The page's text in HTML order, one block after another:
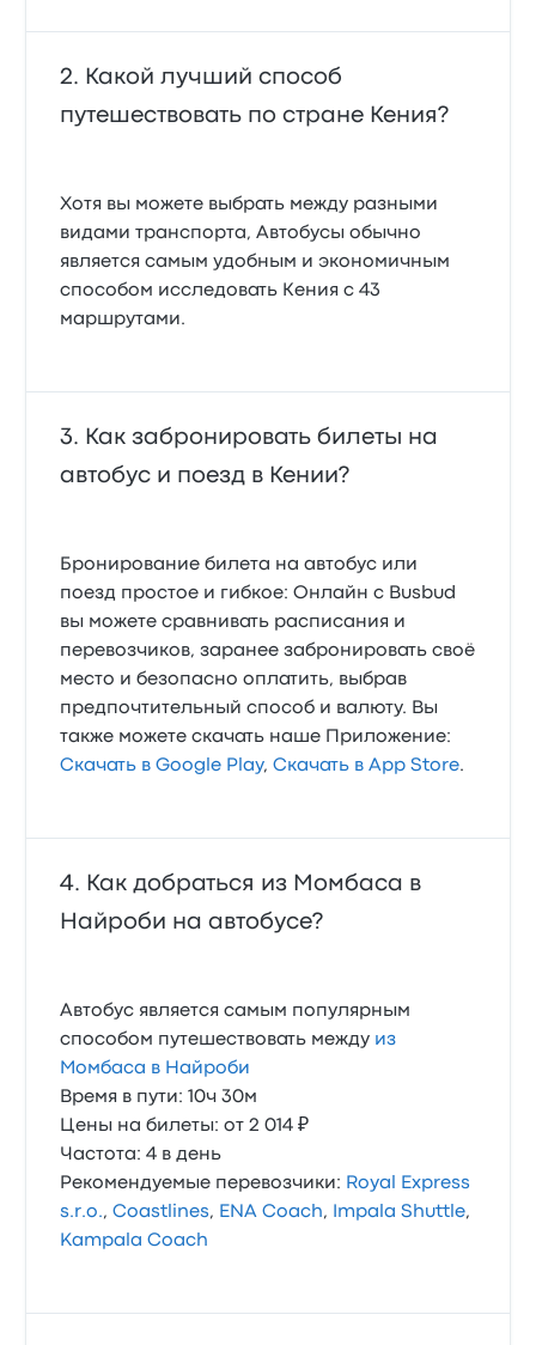
Какой лучший способ
путешествовать по стране Кения?
Хотя вы можете выбрать между разными
видами транспорта, Автобусы обычно
является самым удобным и экономичным
способом исследовать Кения с 43
маршрутами.
Как забронировать билеты на
автобус и поезд в Кении?
Бронирование билета на автобус или
поезд простое и гибкое: Онлайн с Busbud
вы можете сравнивать расписания и
перевозчиков, заранее забронировать своё
место и безопасно оплатить, выбрав
предпочтительный способ и валюту. Вы
также можете скачать наше Приложение:
Скачать в Google Play,Скачать в App Store.
Как добраться из Момбаса в
Найроби на автобусе?
Автобус является самым популярным
способом путешествовать между из
Момбаса в Найроби
Время в пути: 10ч 30м
Цены на билеты: от 2 014 ₽
Частота: 4 в день
Рекомендуемые перевозчики: Royal Express
s.r.o.,Coastlines, ENA Coach, Impala Shuttle,
Kampala Coach